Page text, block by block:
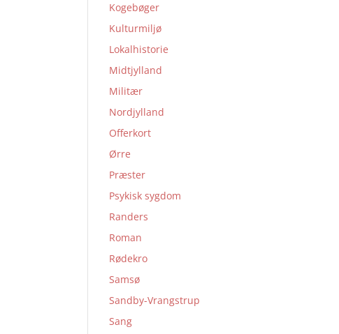
Kogebøger
Kulturmiljø
Lokalhistorie
Midtjylland
Militær
Nordjylland
Offerkort
Ørre
Præster
Psykisk sygdom
Randers
Roman
Rødekro
Samsø
Sandby-Vrangstrup
Sang